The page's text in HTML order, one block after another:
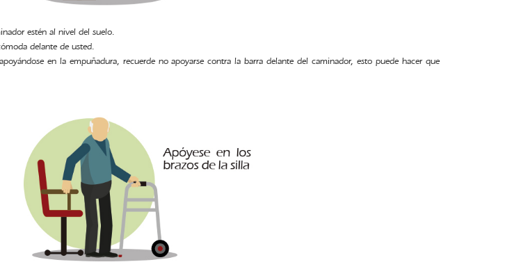
estén al nivel del suelo.
delante de usted.
en la empuñadura, recuerde no apoyarse contra la barra delante del caminador, esto puede hacer que